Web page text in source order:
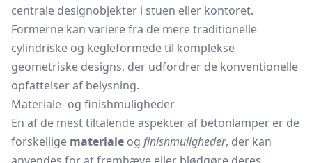
centrale designobjekter i stuen eller kontoret.
Formerne kan variere fra de mere traditionelle
cylindriske og kegleformede til komplekse
geometriske designs, der udfordrer de konventionelle
opfattelser af belysning.
Materiale- og finishmuligheder
En af de mest tiltalende aspekter af betonlamper er de
forskellige materiale og finishmuligheder, der kan